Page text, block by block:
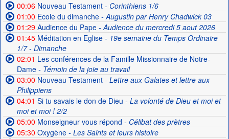
00:06Nouveau Testament- Corinthiens 1/6
01:00 Ecole du dimanche- Augustin par Henry Chadwick 03
01:29Audience du Pape- Audience du mercredi 5 aout 2026
01:45Méditation en Eglise- 19e semaine du Temps Ordinaire
1/7 - Dimanche
02:01 Les conférences de la Famille Missionnaire de Notre-
Dame- Témoin de la joie au travail
03:00 Nouveau Testament- Lettre aux Galates et lettre aux
Philippiens
04:01 Si tu savais le don de Dieu - La volonté de Dieu et moi et
moi et moi ! 2/2
05:00 Monseigneur vous répond - Célibat des prètres
05:30 Oxygène- Les Saints et leurs histoire